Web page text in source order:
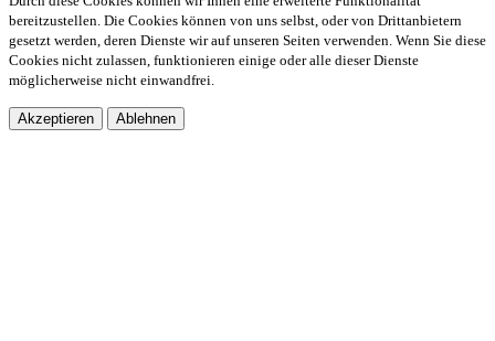
bereitzustellen. Die Cookies können von uns selbst, oder von Drittanbietern
gesetzt werden, deren Dienste wir auf unseren Seiten verwenden. Wenn Sie diese
Cookies nicht zulassen, funktionieren einige oder alle dieser Dienste
möglicherweise nicht einwandfrei.
Akzeptieren Ablehnen